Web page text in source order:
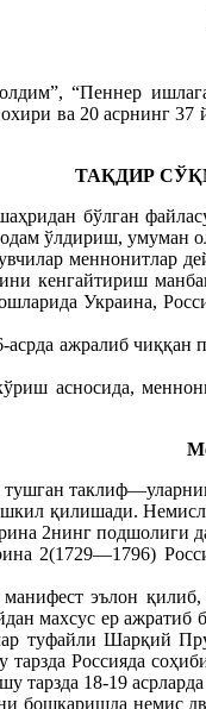
“Пеннер
ва 20 асрнинг
ТАҚДИР
бўлган
ўлдириш, умуман
меннонитлар
кенгайтириш
Украина,
ажралиб
асносида,
қилишади.
2нинг подшолиги
2(1729—1796)
эълон
махсус ер ажратиб
туфайли Шарқий
Россияда
тарзда 18-19
бошқаришда немис